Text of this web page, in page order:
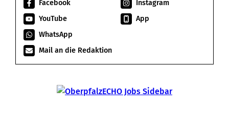
Facebook
Instagram
YouTube
App
WhatsApp
Mail an die Redaktion